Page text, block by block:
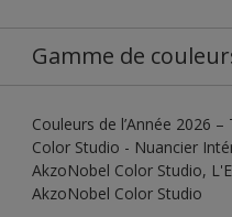
Gamme de
Couleurs de l’Année 2026
Color Studio - Nuancier
AkzoNobel Color Studio,
AkzoNobel Color Studio